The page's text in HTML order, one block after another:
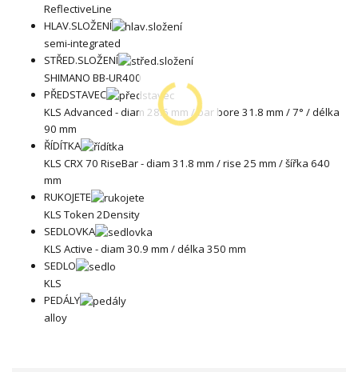
ReflectiveLine
HLAV.SLOŽENÍ
semi-integrated
STŘED.SLOŽENÍ
SHIMANO BB-UR400
PŘEDSTAVEC
KLS Advanced - diam 28.6 mm / bar bore 31.8 mm / 7° / délka
90 mm
ŘÍDÍTKA
KLS CRX 70 RiseBar - diam 31.8 mm / rise 25 mm / šířka 640
mm
RUKOJETE
KLS Token 2Density
SEDLOVKA
KLS Active - diam 30.9 mm / délka 350 mm
SEDLO
KLS
PEDÁLY
alloy